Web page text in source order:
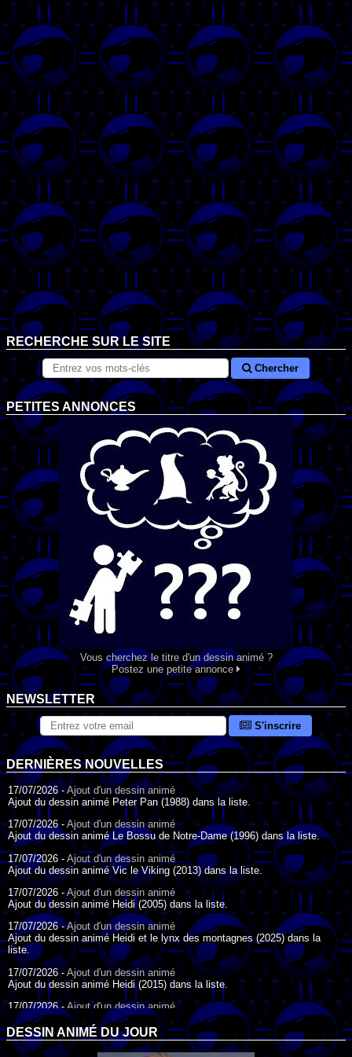
RECHERCHE SUR LE SITE
Chercher
PETITES ANNONCES
Vous cherchez le titre d'un dessin animé ?
Postez une petite annonce
NEWSLETTER
S'inscrire
DERNIÈRES NOUVELLES
17/07/2026 -Ajout d'un dessin animé
Ajout du dessin animé Peter Pan (1988) dans la liste.
17/07/2026 -Ajout d'un dessin animé
Ajout du dessin animé Le Bossu de Notre-Dame (1996) dans la liste.
17/07/2026 - Ajout d'un dessin animé
Ajout du dessin animé Vic le Viking (2013) dans la liste.
17/07/2026 -Ajout d'un dessin animé
Ajout du dessin animé Heidi (2005) dans la liste.
17/07/2026 -Ajout d'un dessin animé
Ajout du dessin animé Heidi et le lynx des montagnes (2025) dans la
liste.
17/07/2026 -Ajout d'un dessin animé
Ajout du dessin animé Heidi (2015) dans la liste.
17/07/2026 - Ajout d'un dessin animé
Ajout du dessin animé Heidi (1995) dans la liste.
09/07/2026 -Ajout d'un dessin animé
Ajout du dessin animé Genki l'Aventurier de la Chance (2006) dans la
DESSIN ANIMÉ DU JOUR